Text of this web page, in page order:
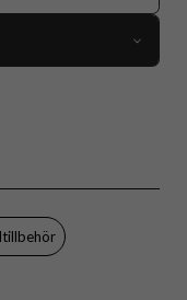
laddning-kompatibel
Genomskinlig
Mjukplast (TPU)